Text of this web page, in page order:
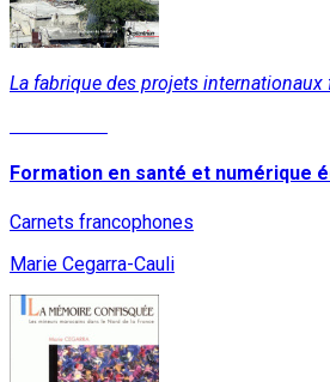
La fabrique des projets internationaux
Formation en santé et numérique
Carnets francophones
Marie Cegarra-Cauli